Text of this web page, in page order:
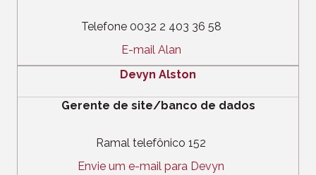
Telefone 0032 2 403 36 58
E-mail Alan
Devyn Alston
Gerente de site/banco de dados
Ramal telefônico 152
Envie um e-mail para Devyn